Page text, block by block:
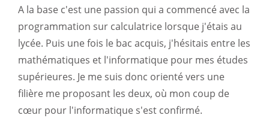
A la base c'est une passion qui a commencé avec la
programmation sur calculatrice lorsque j'étais au
lycée. Puis une fois le bac acquis, j'hésitais entre les
mathématiques et l'informatique pour mes études
supérieures. Je me suis donc orienté vers une
filière me proposant les deux, où mon coup de
cœur pour l'informatique s'est confirmé.